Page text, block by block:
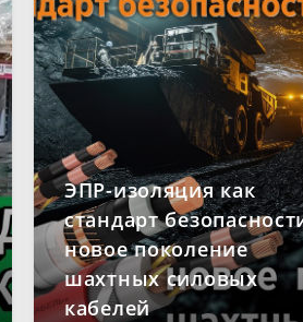
ЭПР-изоляция как
стандарт
новое поколение
шахтных силовых
кабелей